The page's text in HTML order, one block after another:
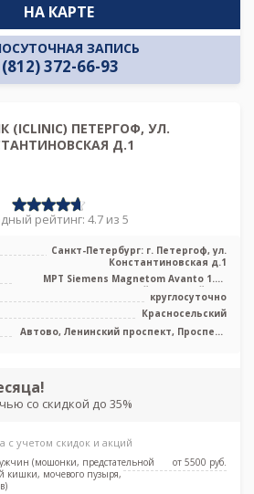
ЗАПИСЬ
372-66-93
НА КАРТЕ
(ICLINIC) ПЕТЕРГОФ, УЛ.
Д.1
рейтинг: 4.7 из 5
Санкт-Петербург: г. Петергоф, ул.
Константиновская д.1
МРТ Siemens Magnetom Avanto 1.5T
высокопольный закрытый тип
круглосуточно
Красносельский
Автово, Ленинский проспект, Проспект
со скидкой до 35%
с учетом скидок и акций
(мошонки, предстательной
кишки, мочевого пузыря,
от 5500 pуб.